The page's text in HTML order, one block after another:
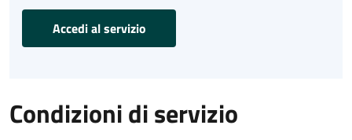
Accedi al servizio
Condizioni di servizio